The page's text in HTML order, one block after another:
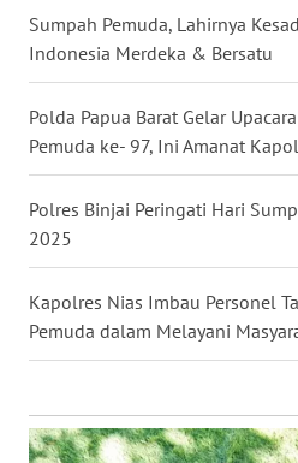
Sumpah Pemuda, Lahirnya
Indonesia Merdeka & Bersatu
Polda Papua Barat Gelar
Pemuda ke- 97, Ini Amanat
Polres Binjai Peringati Hari
2025
Kapolres Nias Imbau Personel
Pemuda dalam Melayani
WN
NUSANTARA
WN
JOGJA
WN
JATIM
WN
KALBAR